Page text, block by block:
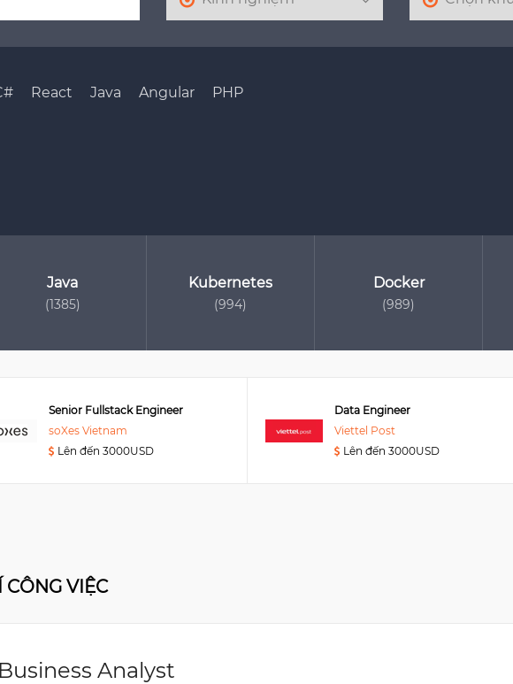
React Java Angular PHP
Java
(1385)
Kubernetes
(994)
Docker
(989)
Senior Fullstack Engineer
soXes Vietnam
Lên đến 3000USD
Data Engineer
Viettel Post
Lên đến 3000USD
CÔNG VIỆC
Business Analyst